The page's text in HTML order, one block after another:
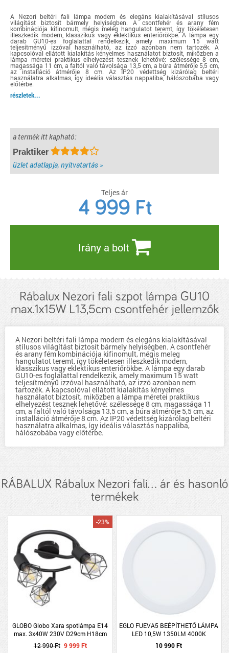
A Nezori beltéri fali lámpa modern és elegáns kialakításával stílusos
világítást biztosít bármely helyiségben. A csontfehér és arany fém
kombinációja kifinomult, mégis meleg hangulatot teremt, így tökéletesen
illeszkedik modern, klasszikus vagy eklektikus enteriőrökbe. A lámpa egy
darab GU10-es foglalattal rendelkezik, amely maximum 15 watt
teljesítményű izzóval használható, az izzó azonban nem tartozék. A
kapcsolóval ellátott kialakítás kényelmes használatot biztosít, miközben a
lámpa méretei praktikus elhelyezést tesznek lehetővé: szélessége 8 cm,
magassága 11 cm, a faltól való távolsága 13,5 cm, a búra átmérője 5,5 cm,
az installáció átmérője 8 cm. Az IP20 védettség kizárólag beltéri
használatra alkalmas, így ideális választás nappaliba, hálószobába vagy
előtérbe.
részletek...
a termék itt kapható:
Praktiker
üzlet adatlapja, nyitvatartás »
Teljes ár
4 999 Ft
Irány a bolt
Rábalux Nezori fali szpot lámpa GU10
max.1x15W L13,5cm csontfehér jellemzők
A Nezori beltéri fali lámpa modern és elegáns kialakításával
stílusos világítást biztosít bármely helyiségben. A csontfehér
és arany fém kombinációja kifinomult, mégis meleg
hangulatot teremt, így tökéletesen illeszkedik modern,
klasszikus vagy eklektikus enteriőrökbe. A lámpa egy darab
GU10-es foglalattal rendelkezik, amely maximum 15 watt
teljesítményű izzóval használható, az izzó azonban nem
tartozék. A kapcsolóval ellátott kialakítás kényelmes
használatot biztosít, miközben a lámpa méretei praktikus
elhelyezést tesznek lehetővé: szélessége 8 cm, magassága 11
cm, a faltól való távolsága 13,5 cm, a búra átmérője 5,5 cm, az
installáció átmérője 8 cm. Az IP20 védettség kizárólag beltéri
használatra alkalmas, így ideális választás nappaliba,
hálószobába vagy előtérbe.
RÁBALUX Rábalux Nezori fali... ár és hasonló
termékek
GLOBO Globo Xara spotlámpa E14
max. 3x40W 230V D29cm H18cm
fekete fém
-23%
12 990 Ft 9 999 Ft
EGLO FUEVA5 BEÉPÍTHETŐ LÁMPA
LED 10,5W 1350LM 4000K
ÁTMÉRŐ:16,6CM IP44 FEHÉR
10 990 Ft